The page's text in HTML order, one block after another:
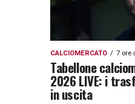
CALCIOMERCATO 7 ore
Tabellone
2026 LIVE: i
in uscita